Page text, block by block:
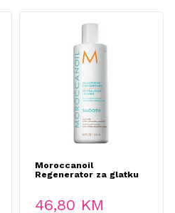
Moroccanoil
Regenerator za glatku
46,80 KM